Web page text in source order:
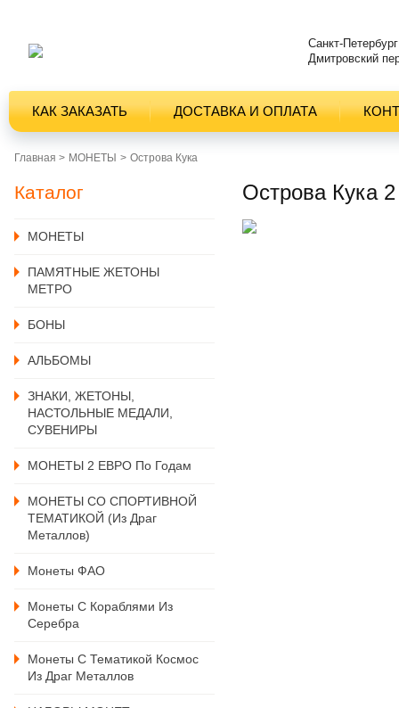
Санкт-Петербург
Дмитровский
КАК ЗАКАЗАТЬ ДОСТАВКА И ОПЛАТА
Главная > MОНЕТЫ Острова Кука
Каталог
MОНЕТЫ
ПАМЯТНЫЕ ЖЕТОНЫ
МЕТРО
БОНЫ
АЛЬБОМЫ
ЗНАКИ, ЖЕТОНЫ,
НАСТОЛЬНЫЕ МЕДАЛИ,
СУВЕНИРЫ
МОНЕТЫ 2 ЕВРО По Годам
МОНЕТЫ СО СПОРТИВНОЙ
ТЕМАТИКОЙ (из Драг
Металлов)
Монеты ФАО
Монеты С Кораблями Из
Серебра
Монеты С Тематикой Космос
Из Драг Металлов
Острова Кука